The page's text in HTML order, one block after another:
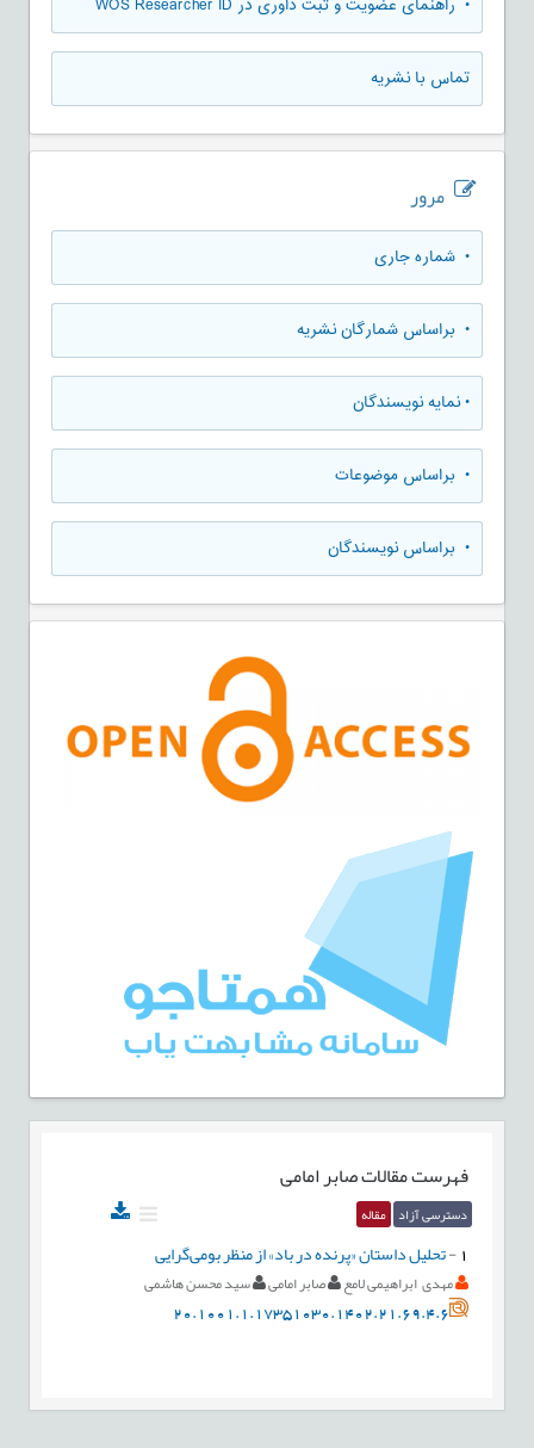
• راهنمای عضویت و ثبت داوری در WOS Researcher ID
تماس با نشریه
مرور
• شماره جاری
• براساس شمارگان نشریه
•نمایه نویسندگان
• براساس موضوعات
• براساس نویسندگان
فهرست مقالاتصابر امامی
دسترسی آزاد مقاله
-تحلیل داستان «پرنده در باد» از منظر بومی‌گرایی
مهدی ابراهیمی لامع صابر امامی سید محسن هاشمی
20.1001.1.17351030.1402.21.69.4.6